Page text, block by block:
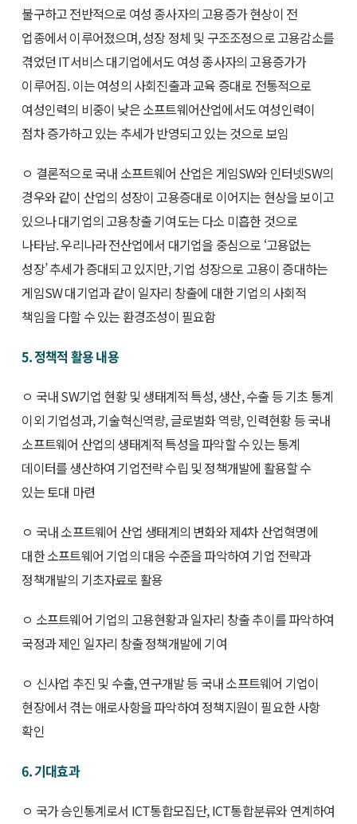
불구하고 전반적으로 여성 종사자의 고용증가 현상이 전
업종에서 이루어졌으며, 성장 정체 및 구조조정으로 고용감소를
겪었던 IT서비스 대기업에서도 여성 종사자의 고용증가가
이루어짐. 이는 여성의 사회진출과 교육 증대로 전통적으로
여성인력의 비중이 낮은 소프트웨어산업에서도 여성인력이
점차 증가하고 있는 추세가 반영되고 있는 것으로 보임
ㅇ 결론적으로 국내 소프트웨어 산업은 게임SW와 인터넷SW의
경우와 같이 산업의 성장이 고용증대로 이어지는 현상을 보이고
있으나 대기업의 고용창출 기여도는 다소 미흡한 것으로
나타남. 우리나라 전산업에서 대기업을 중심으로 ‘고용없는
성장’ 추세가 증대되고 있지만, 기업 성장으로 고용이 증대하는
게임SW 대기업과 같이 일자리 창출에 대한 기업의 사회적
책임을 다할 수 있는 환경조성이 필요함
5. 정책적 활용 내용
ㅇ 국내 SW기업 현황 및 생태계적 특성, 생산, 수출 등 기초 통계
이외 기업성과, 기술혁신역량, 글로벌화 역량, 인력현황 등 국내
소프트웨어 산업의 생태계적 특성을 파악할 수 있는 통계
데이터를 생산하여 기업전략 수립 및 정책개발에 활용할 수
있는 토대 마련
ㅇ 국내 소프트웨어 산업 생태계의 변화와 제4차 산업혁명에
대한 소프트웨어 기업의 대응 수준을 파악하여 기업 전략과
정책개발의 기초자료로 활용
ㅇ 소프트웨어 기업의 고용현황과 일자리 창출 추이를 파악하여
국정과 제인 일자리 창출 정책개발에 기여
ㅇ 신사업 추진 및 수출, 연구개발 등 국내 소프트웨어 기업이
현장에서 겪는 애로사항을 파악하여 정책지원이 필요한 사항
확인
6. 기대효과
ㅇ 국가 승인통계로서 ICT통합모집단, ICT통합분류와 연계하여